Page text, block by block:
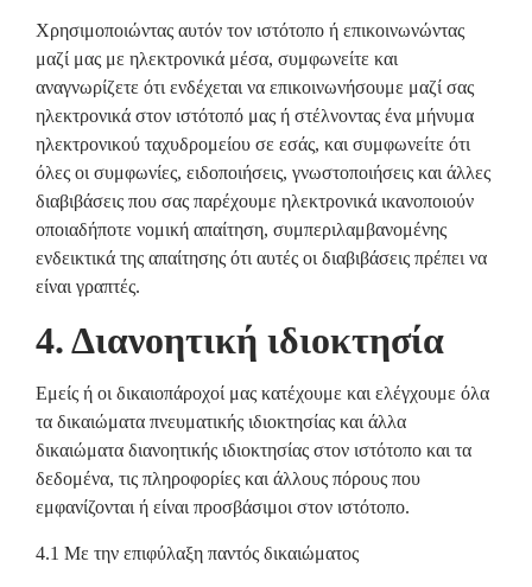
Χρησιμοποιώντας αυτόν τον ιστότοπο ή επικοινωνώντας
μαζί μας με ηλεκτρονικά μέσα, συμφωνείτε και
αναγνωρίζετε ότι ενδέχεται να επικοινωνήσουμε μαζί σας
ηλεκτρονικά στον ιστότοπό μας ή στέλνοντας ένα μήνυμα
ηλεκτρονικού ταχυδρομείου σε εσάς, και συμφωνείτε ότι
όλες οι συμφωνίες, ειδοποιήσεις, γνωστοποιήσεις και άλλες
διαβιβάσεις που σας παρέχουμε ηλεκτρονικά ικανοποιούν
οποιαδήποτε νομική απαίτηση, συμπεριλαμβανομένης
ενδεικτικά της απαίτησης ότι αυτές οι διαβιβάσεις πρέπει να
είναι γραπτές.
4. Διανοητική ιδιοκτησία
Εμείς ή οι δικαιοπάροχοί μας κατέχουμε και ελέγχουμε όλα
τα δικαιώματα πνευματικής ιδιοκτησίας και άλλα
δικαιώματα διανοητικής ιδιοκτησίας στον ιστότοπο και τα
δεδομένα, τις πληροφορίες και άλλους πόρους που
εμφανίζονται ή είναι προσβάσιμοι στον ιστότοπο.
4.1 Με την επιφύλαξη παντός δικαιώματος